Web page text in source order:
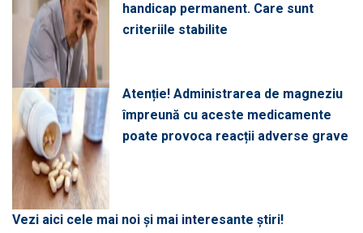
handicap permanent. Care sunt
criteriile stabilite
Atenție! Administrarea de magneziu
împreună cu aceste medicamente
poate provoca reacții adverse grave
Vezi aici cele mai noi și mai interesante știri!